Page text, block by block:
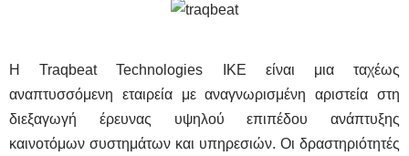
Image
Η Traqbeat Technologies ΙΚΕ είναι μια ταχέως
αναπτυσσόμενη εταιρεία με αναγνωρισμένη αριστεία στη
διεξαγωγή έρευνας υψηλού επιπέδου ανάπτυξης
καινοτόμων συστημάτων και υπηρεσιών. Οι δραστηριότητές